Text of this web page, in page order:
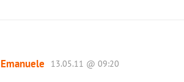
Emanuele 13.05.11 @ 09:20